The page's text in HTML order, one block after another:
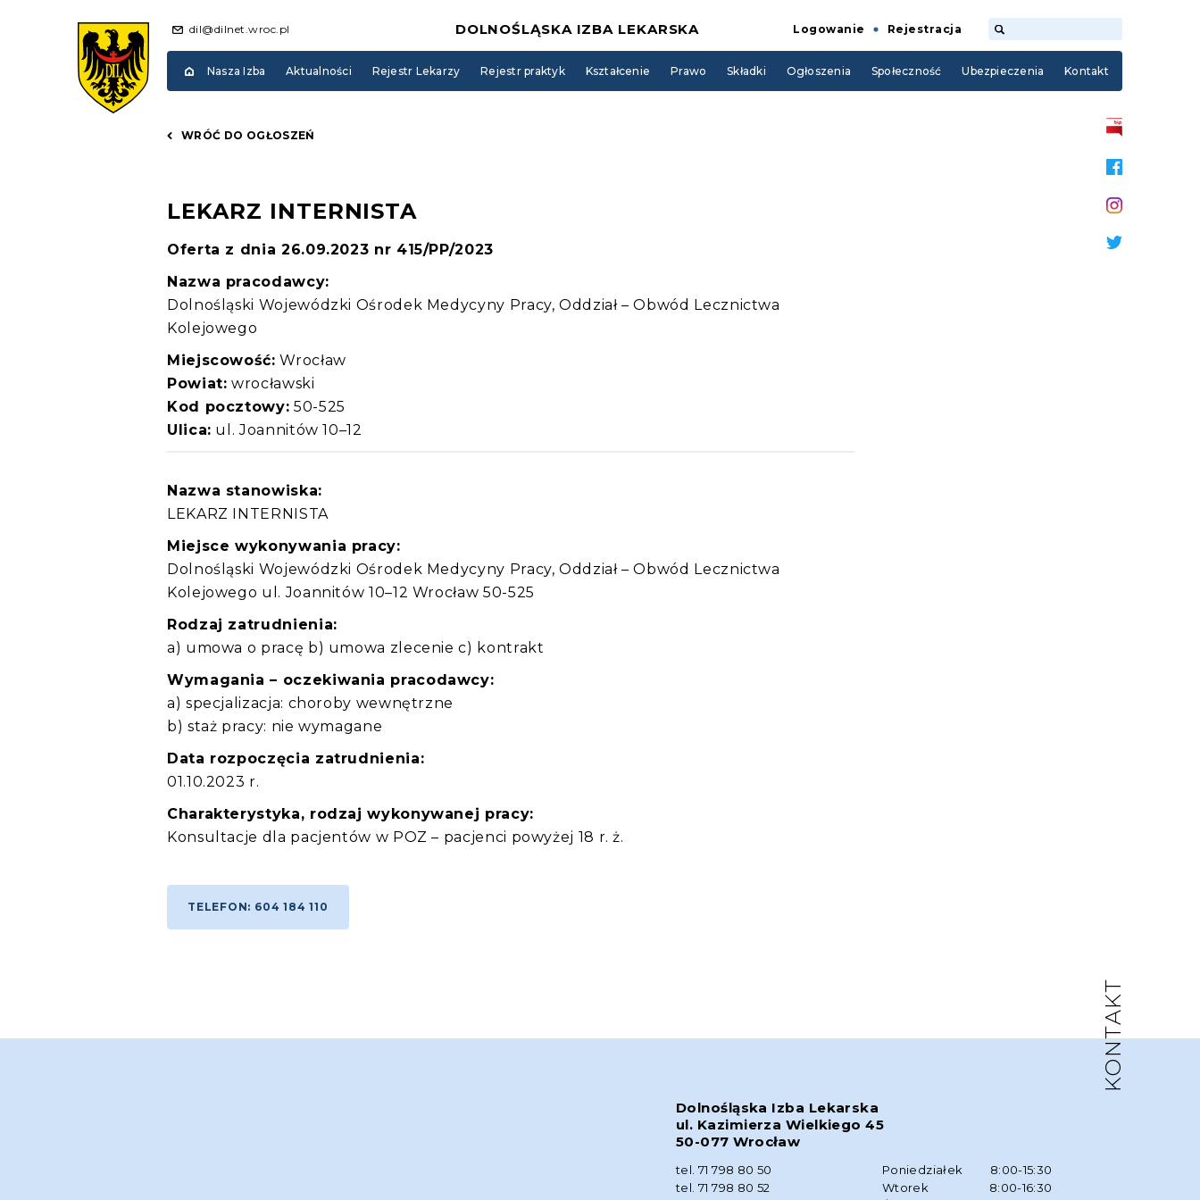
dil@dilnet.wroc.pl DOLNOŚLĄSKA IZBA LEKARSKA Logowanie Rejestracja
Nasza Izba Aktualności Rejestr Lekarzy Rejestr praktyk Kształcenie Prawo Składki Ogłoszenia Społeczność Ubezpieczenia Kontakt
WRÓĆ DO OGŁOSZEŃ
LEKARZ INTERNISTA
Oferta z dnia 26.09.2023 nr 415/PP/2023
Nazwa pracodawcy:
Dolnośląski Wojewódzki Ośrodek Medycyny Pracy, Oddział – Obwód Lecznictwa
Kolejowego
Miejscowość: Wrocław
Powiat: wrocławski
Kod pocztowy: 50-525
Ulica: ul. Joannitów 10–12
Nazwa stanowiska:
LEKARZ INTERNISTA
Miejsce wykonywania pracy:
Dolnośląski Wojewódzki Ośrodek Medycyny Pracy, Oddział – Obwód Lecznictwa
Kolejowego ul. Joannitów 10–12 Wrocław 50-525
Rodzaj zatrudnienia:
a) umowa o pracę b) umowa zlecenie c) kontrakt
Wymagania – oczekiwania pracodawcy:
a) specjalizacja: choroby wewnętrzne
b) staż pracy: nie wymagane
Data rozpoczęcia zatrudnienia:
01.10.2023 r.
Charakterystyka, rodzaj wykonywanej pracy:
Konsultacje dla pacjentów w POZ – pacjenci powyżej 18 r. ż.
TELEFON: 604 184 110
KONTAKT
Dolnośląska Izba Lekarska
ul. Kazimierza Wielkiego 45
50-077 Wrocław
tel. 71 798 80 50
tel. 71 798 80 52
Poniedziałek
8:00-15:30
Wtorek
8:00-16:30